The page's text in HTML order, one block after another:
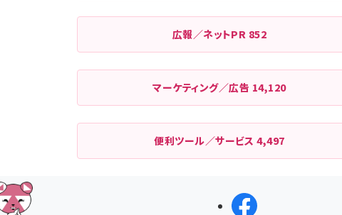
広報／ネットPR 852
マーケティング／広告 14,120
便利ツール／サービス4,497
シェアする